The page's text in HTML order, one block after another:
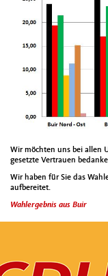
Wir möchten uns bei allen
gesetzte Vertrauen
Wir haben für Sie das
aufbereitet.
Wahlergebnis aus Buir